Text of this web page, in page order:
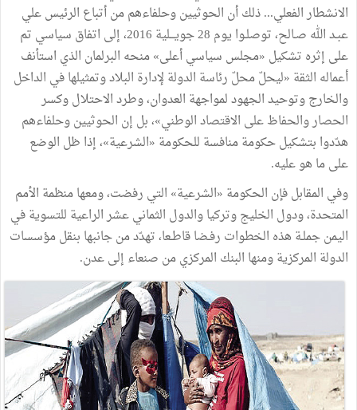
الانشطارالفعلي...ذلكأن الحوثيينوحلفاءهممنأتباع الرئيسعلي
عبـدالله صـالح،توصلـوا يوم 28جويـــلية 2016، إلى اتفاق سياسي تم
على إثره تشكيل «مجلس سياسيأعلى»منحه البرلمان الذي استأنف
أعماله الثقة «ليحلّمحلّ رئاسة الدولة لإدارة البلادوتمثيلهافي الداخل
والخارجوتوحيدالجهودلمواجهة العدوان،وطردالاحتلالوكسر
الحصاروالحفاظعلى الاقتصادالوطني»،بل إن الحوثيينوحلفاءهم
هدّدوا بتشكيلحكومةمنافسة للحكومة «الشرعية»،إذا ظل الوضع
علىما هوعليه.
وفي المقابلفإن الحكومة «الشرعية» التي رفضت،ومعهامنظمة الأمم
المتحدة،ودول الخليجوتركياوالدول الثمانيعشرالراعية للتسويةفي
اليمنجملـة هذه الخطوات رفـضاقاطـعا،تهدّدمنجانبها بنقلمؤسسات
الدولة المركزيةومنها البنك المركزيمن صنعاء إلىعدن.